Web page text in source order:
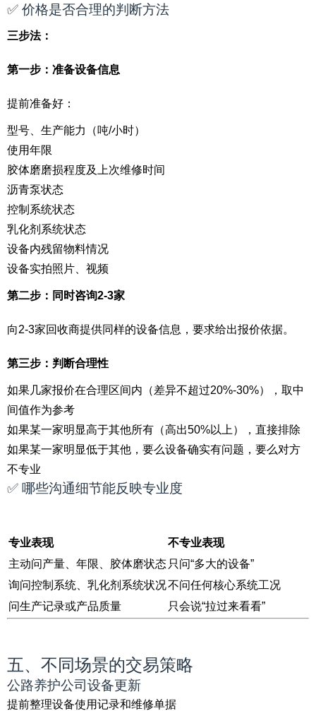
✅ 价格是否合理的判断方法
三步法：
第一步：准备设备信息
提前准备好：
型号、生产能力（吨/小时）
使用年限
胶体磨磨损程度及上次维修时间
沥青泵状态
控制系统状态
乳化剂系统状态
设备内残留物料情况
设备实拍照片、视频
第二步：同时咨询2-3家
向2-3家回收商提供同样的设备信息，要求给出报价依据。
第三步：判断合理性
如果几家报价在合理区间内（差异不超过20%-30%），取中
间值作为参考
如果某一家明显高于其他所有（高出50%以上），直接排除
如果某一家明显低于其他，要么设备确实有问题，要么对方
不专业
✅ 哪些沟通细节能反映专业度
专业表现
不专业表现
主动问产量、年限、胶体磨状态 只问“多大的设备”
询问控制系统、乳化剂系统状况不问任何核心系统工况
问生产记录或产品质量
只会说“拉过来看看”
五、不同场景的交易策略
公路养护公司设备更新
提前整理设备使用记录和维修单据